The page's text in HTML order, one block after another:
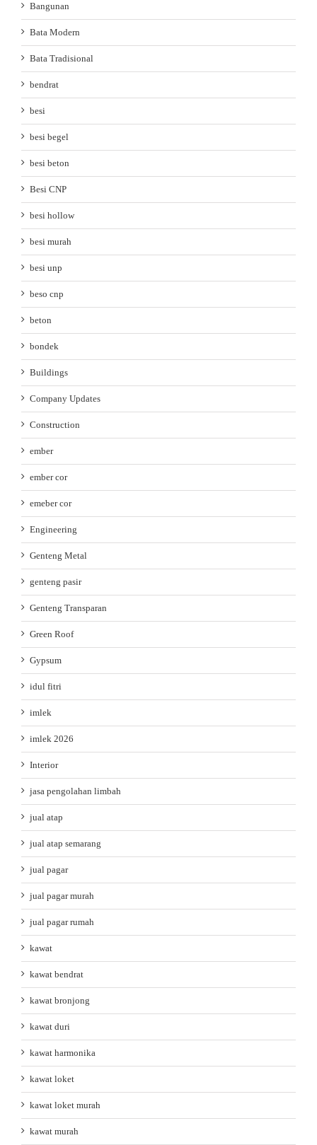
Bangunan
Bata Modern
Bata Tradisional
bendrat
besi
besi begel
besi beton
Besi CNP
besi hollow
besi murah
besi unp
beso cnp
beton
bondek
Buildings
Company Updates
Construction
ember
ember cor
emeber cor
Engineering
Genteng Metal
genteng pasir
Genteng Transparan
Green Roof
Gypsum
idul fitri
imlek
imlek 2026
Interior
jasa pengolahan limbah
jual atap
jual atap semarang
jual pagar
jual pagar murah
jual pagar rumah
kawat
kawat bendrat
kawat bronjong
kawat duri
kawat harmonika
kawat loket
kawat loket murah
kawat murah